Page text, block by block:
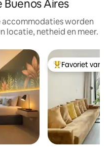
Buenos Aires
accommodaties worden
locatie, netheid en meer.
Topfavoriet van
Favoriet van